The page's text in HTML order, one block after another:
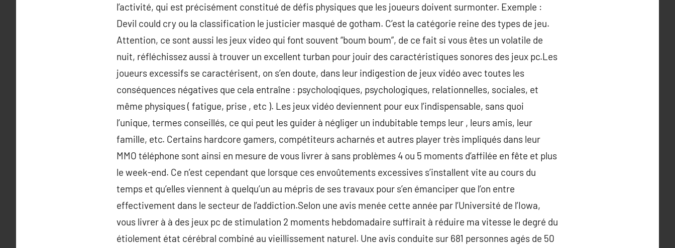
l’activité, qui est précisément constitué de défis physiques que les joueurs doivent surmonter. Exemple :
Devil could cry ou la classification le justicier masqué de gotham. C’est la catégorie reine des types de jeu.
Attention, ce sont aussi les jeux video qui font souvent “boum boum”, de ce fait si vous êtes un volatile de
nuit, réfléchissez aussi à trouver un excellent turban pour jouir des caractéristiques sonores des jeux pc.Les
joueurs excessifs se caractérisent, on s’en doute, dans leur indigestion de jeux vidéo avec toutes les
conséquences négatives que cela entraîne : psycholoqiques, psychologiques, relationnelles, sociales, et
même physiques ( fatigue, prise , etc ). Les jeux vidéo deviennent pour eux l’indispensable, sans quoi
l’unique, termes conseillés, ce qui peut les guider à négliger un indubitable temps leur , leurs amis, leur
famille, etc. Certains hardcore gamers, compétiteurs acharnés et autres player très impliqués dans leur
MMO téléphone sont ainsi en mesure de vous livrer à sans problèmes 4 ou 5 moments d’affilée en fête et plus
le week-end. Ce n’est cependant que lorsque ces envoûtements excessives s’installent vite au cours du
temps et qu’elles viennent à quelqu’un au mépris de ses travaux pour s’en émanciper que l’on entre
effectivement dans le secteur de l’addiction.Selon une avis menée cette année par l’Université de l’Iowa,
vous livrer à à des jeux pc de stimulation 2 moments hebdomadaire suffirait à réduire ma vitesse le degré du
étiolement état cérébral combiné au vieillissement naturel. Une avis conduite sur 681 personnes agés de 50